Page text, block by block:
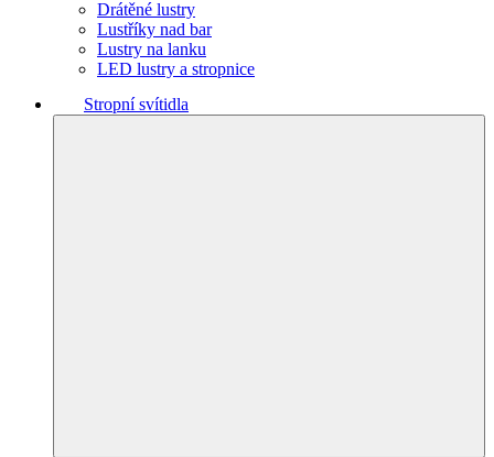
Drátěné lustry
Lustříky nad bar
Lustry na lanku
LED lustry a stropnice
Stropní svítidla